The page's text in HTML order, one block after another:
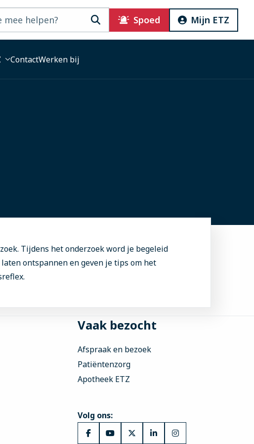
Zoeken Spoed Mijn ETZ
ContactWerken bij
Tijdens het onderzoek word je begeleid
ontspannen en geven je tips om het
Vaak bezocht
Afspraak en bezoek
Patiëntenzorg
Apotheek ETZ
Volg ons:
Ga Ga Ga Ga Ga